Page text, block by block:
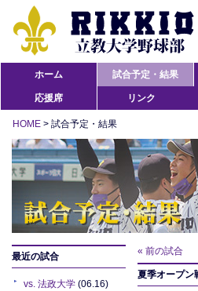
ホーム 試合予定・結果
応援席 リンク
HOME > 試合予定・結果
最近の試合
vs. 法政大学 (06.16)
« 前の試合
夏季オープ